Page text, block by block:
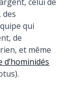
des
qui
de
et même